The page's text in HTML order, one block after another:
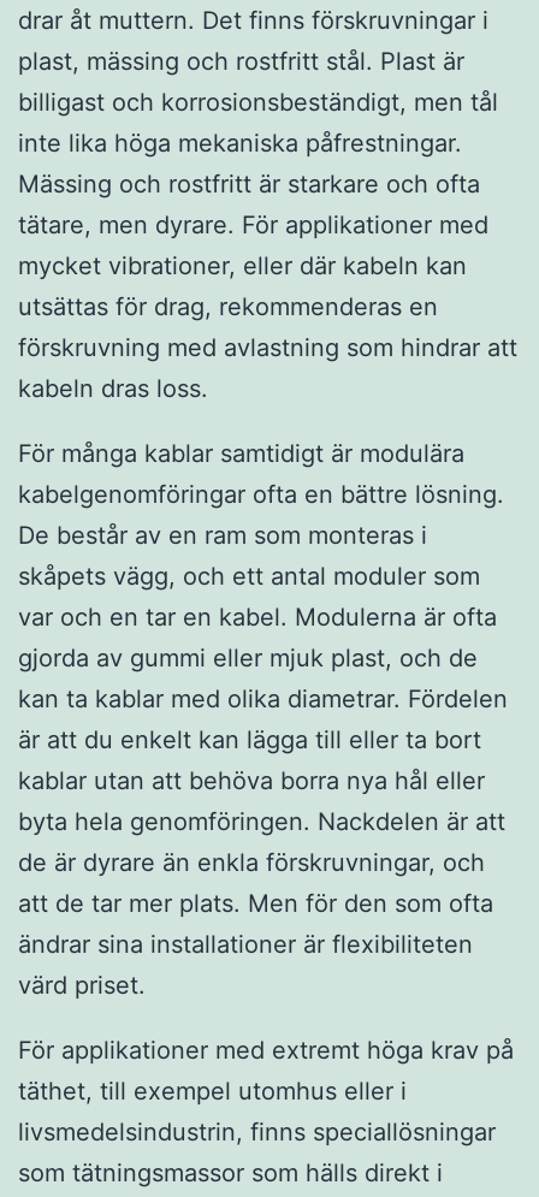
drar åt muttern. Det finns förskruvningar i
plast, mässing och rostfritt stål. Plast är
billigast och korrosionsbeständigt, men tål
inte lika höga mekaniska påfrestningar.
Mässing och rostfritt är starkare och ofta
tätare, men dyrare. För applikationer med
mycket vibrationer, eller där kabeln kan
utsättas för drag, rekommenderas en
förskruvning med avlastning som hindrar att
kabeln dras loss.
För många kablar samtidigt är modulära
kabelgenomföringar ofta en bättre lösning.
De består av en ram som monteras i
skåpets vägg, och ett antal moduler som
var och en tar en kabel. Modulerna är ofta
gjorda av gummi eller mjuk plast, och de
kan ta kablar med olika diametrar. Fördelen
är att du enkelt kan lägga till eller ta bort
kablar utan att behöva borra nya hål eller
byta hela genomföringen. Nackdelen är att
de är dyrare än enkla förskruvningar, och
att de tar mer plats. Men för den som ofta
ändrar sina installationer är flexibiliteten
värd priset.
För applikationer med extremt höga krav på
täthet, till exempel utomhus eller i
livsmedelsindustrin, finns speciallösningar
som tätningsmassor som hälls direkt i